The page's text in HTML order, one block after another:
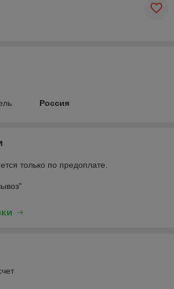
Россия
только по предоплате.